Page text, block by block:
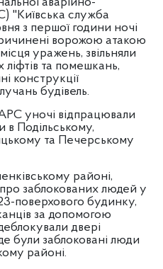
"Київська служба
з першої години ночі
ворожою атакою
уражень, звільняли
ліфтів та помешкань,
конструкції
будівель.
уночі відпрацювали
в Подільському,
та Печерському
районі,
заблокованих людей у
23-поверхового будинку,
за допомогою
двері
були заблоковані люди
районі.